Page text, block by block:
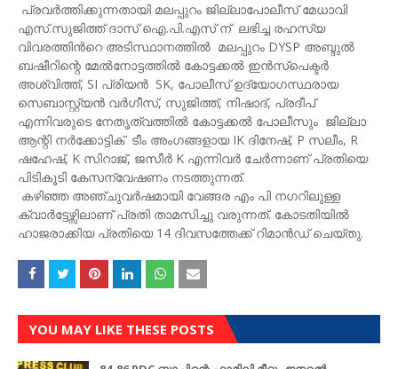
പ്രവര്‍ത്തിക്കുന്നതായി മലപ്പുറം ജില്ലാപോലീസ് മേധാവി
എസ്.സുജിത്ത് ദാസ് ഐ.പി.എസ് ന് ലഭിച്ച രഹസ്യ
വിവരത്തിന്‍റെ അടിസ്ഥാനത്തില്‍ മലപ്പുറം DYSP അബ്ദുൽ
ബഷീറിന്റെ മേൽനോട്ടത്തിൽ കോട്ടക്കൽ ഇൻസ്‌പെക്ടർ
അശ്വിത്ത്, SI പ്രിയൻ SK, പോലീസ് ഉദ്യോഗസ്ഥരായ
സെബാസ്റ്റ്യൻ വർഗീസ്, സുജിത്ത്, നിഷാദ്, പ്രദീപ്‌
എന്നിവരുടെ നേതൃത്വത്തില്‍ കോട്ടക്കൽ പോലീസും ജില്ലാ
ആന്റി നർക്കോട്ടിക് ടീം അംഗങ്ങളായ IK ദിനേഷ്, P സലീം, R
ഷഹേഷ്, K സിറാജ്, ജസീർ K എന്നിവർ ചേർന്നാണ് പ്രതിയെ
പിടികൂടി കേസന്വേഷണം നടത്തുന്നത്.
കഴിഞ്ഞ അഞ്ചുവർഷമായി വേങ്ങര എം പി നഗറിലുള്ള
ക്വാർട്ടേഴ്സിലാണ് പ്രതി താമസിച്ചു വരുന്നത്. കോടതിയിൽ
ഹാജരാക്കിയ പ്രതിയെ 14 ദിവസത്തേക്ക് റിമാൻഡ് ചെയ്തു.
YOU MAY LIKE THESE POSTS